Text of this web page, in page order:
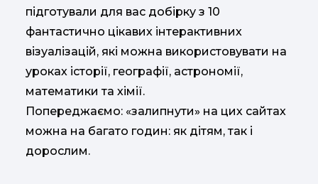
підготували для вас добірку з 10
фантастично цікавих інтерактивних
візуалізацій, які можна використовувати на
уроках історії, географії, астрономії,
математики та хімії.
Попереджаємо: «залипнути» на цих сайтах
можна на багато годин: як дітям, так і
дорослим.